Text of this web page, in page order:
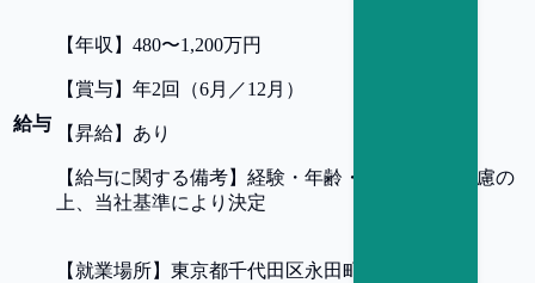
給与
【年収 】 480〜1,200万円
【 賞与】 年2回（6月／12月）
【昇給】 あり
【給与に関する備考】 経験・年齢・能力などを考慮の
上、当社基準により決定
【 就業場所】 東京都千代田区永田町2-10-3